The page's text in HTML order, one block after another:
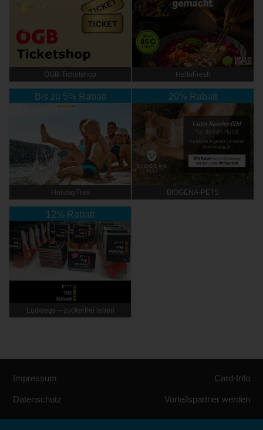
ÖGB-Ticketshop HelloFresh
Bis zu 5% Rabatt
HolidayTrex
20% Rabatt
BIOGENA-PETS
12% Rabatt
Ludwegs – zuckerfrei leben
Impressum
Datenschutz
Card-Info
Vorteilspartner werden